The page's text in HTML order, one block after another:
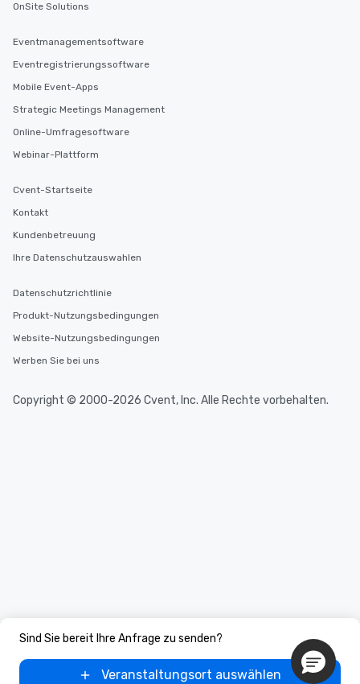
Sind Sie bereit Ihre Anfrage zu senden?
Veranstaltungsort auswählen
OnSite Solutions
Eventmanagementsoftware
Eventregistrierungssoftware
Mobile Event-Apps
Strategic Meetings Management
Online-Umfragesoftware
Webinar-Plattform
Cvent-Startseite
Kontakt
Kundenbetreuung
Ihre Datenschutzauswahlen
Datenschutzrichtlinie
Produkt-Nutzungsbedingungen
Website-Nutzungsbedingungen
Werben Sie bei uns
Copyright © 2000-2026 Cvent, Inc. Alle Rechte vorbehalten.